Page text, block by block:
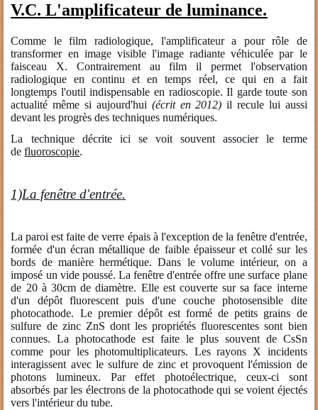
V.C. L'amplificateur de luminance.
Comme le film radiologique, l'amplificateur a pour rôle de
transformer en image visible l'image radiante véhiculée par le
faisceau X. Contrairement au film il permet l'observation
radiologique en continu et en temps réel, ce qui en a fait
longtemps l'outil indispensable en radioscopie. Il garde toute son
actualité même si aujourd'hui (écrit en 2012) il recule lui aussi
devant les progrès des techniques numériques.
La technique décrite ici se voit souvent associer le terme
defluoroscopie.
1)La fenêtre d'entrée.
La paroi est faite de verre épais à l'exception de la fenêtre d'entrée,
formée d'un écran métallique de faible épaisseur et collé sur les
bords de manière hermétique. Dans le volume intérieur, on a
imposé un vide poussé. La fenêtre d'entrée offre une surface plane
de 20 à 30cm de diamètre. Elle est couverte sur sa face interne
d'un dépôt fluorescent puis d'une couche photosensible dite
photocathode. Le premier dépôt est formé de petits grains de
sulfure de zinc ZnS dont les propriétés fluorescentes sont bien
connues. La photocathode est faite le plus souvent de CsSn
comme pour les photomultiplicateurs. Les rayons X incidents
interagissent avec le sulfure de zinc et provoquent l'émission de
photons lumineux. Par effet photoélectrique, ceux-ci sont
absorbés par les électrons de la photocathode qui se voient éjectés
vers l'intérieur du tube.